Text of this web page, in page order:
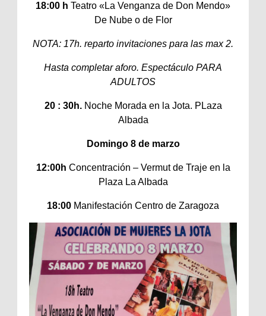
18:00 h Teatro «La Venganza de Don Mendo»
De Nube o de Flor
NOTA: 17h. reparto invitaciones para las max 2.
Hasta completar aforo. Espectáculo PARA
ADULTOS
20 : 30h.Noche Morada en la Jota. PLaza
Albada
Domingo 8 de marzo
12:00h Concentración – Vermut de Traje en la
Plaza La Albada
18:00 Manifestación Centro de Zaragoza